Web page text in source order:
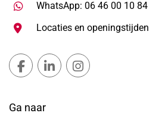
WhatsApp: 06 46 00 10 84
Locaties en openingstijden
Gemeente Lansingerland
Gemeente
Ga naar